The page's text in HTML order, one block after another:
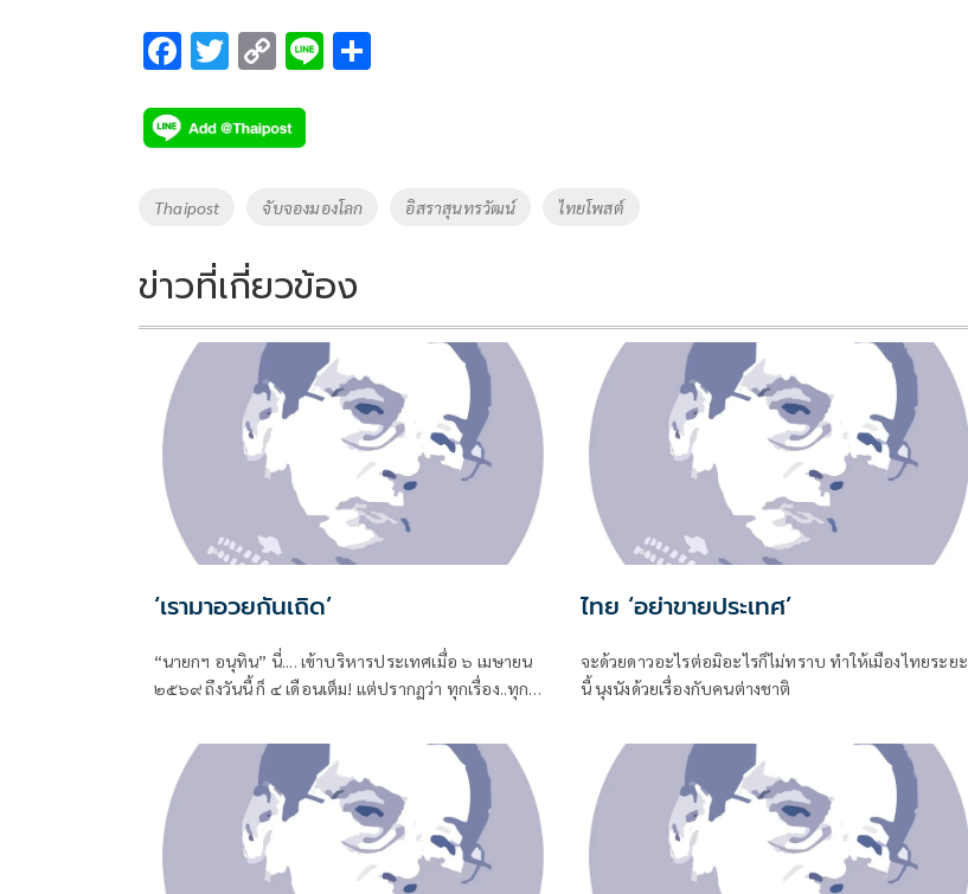
F
e
b
o
k
T
tt
er
C
p
y
Li
k
Li
Tags
Thaipost จับจองมองโลก อิสราสุนทรวัฒน์ ไทยโพสต์
ข่าวที่เกี่ยวข้อง
‘เรามาอวยกันเถิด’
“นายกฯ อนุทิน” นี่.... เข้าบริหารประเทศเมื่อ ๖ เมษายน
๒๕๖๙ ถึงวันนี้ ก็ ๔ เดือนเต็ม! แต่ปรากฏว่า ทุกเรื่อง..ทุก
ไทย ‘อย่าขายประเทศ’
จะด้วยดาวอะไรต่อมิอะไรก็ไม่ทราบ ทำให้เมืองไทยระยะ
นี้ นุงนังด้วยเรื่องกับคนต่างชาติ